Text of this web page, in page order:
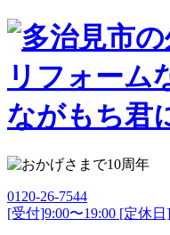
0120-26-7544
[受付]9:00〜19:00 [定休日